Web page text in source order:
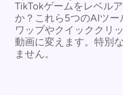
TikTokゲームをレベル
か？これら5つのAIツー
ワップやクイッククリ
動画に変えます。特別
ません。